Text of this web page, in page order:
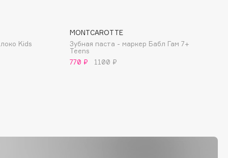
Kids
MONTCAROTTE
Зубная паста - маркер Бабл Гам 7+
Teens
770 ₽
1100 ₽